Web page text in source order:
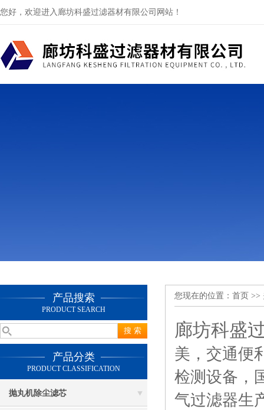
您好，欢迎进入廊坊科盛过滤器材有限公司网站！
产品搜索
PRODUCT SEARCH
产品分类
PRODUCT CLASSIFICATION
抛丸机除尘滤芯
您现在的位置： 首页 >>
廊坊科盛
美，交通便
检测设备，
气过滤器生